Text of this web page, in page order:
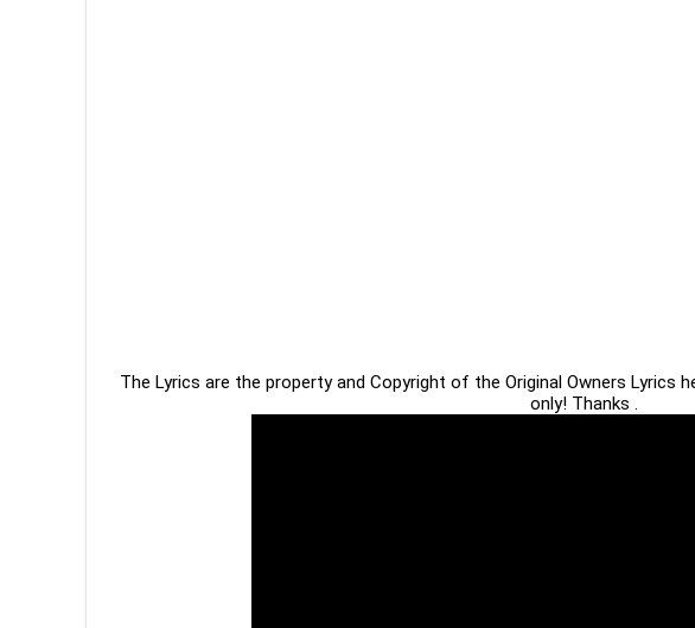
The Lyrics are the property and Copyright of the Original Owners Lyrics
only! Thanks .